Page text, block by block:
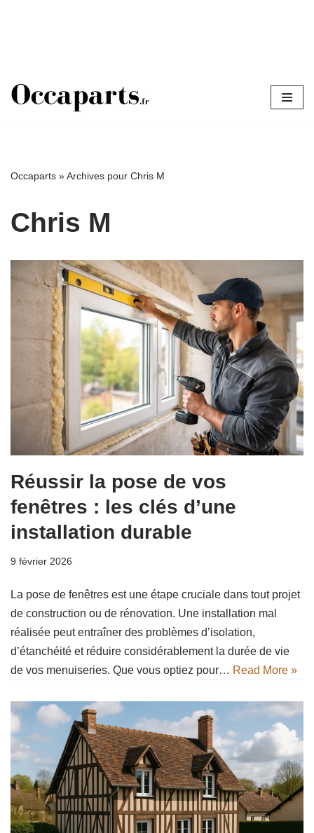
Occaparts »Archives pour Chris M
Chris M
Réussir la pose de vos
fenêtres : les clés d’une
installation durable
9 février 2026
La pose de fenêtres est une étape cruciale dans tout projet
de construction ou de rénovation. Une installation mal
réalisée peut entraîner des problèmes d’isolation,
d’étanchéité et réduire considérablement la durée de vie
de vos menuiseries. Que vous optiez pour… Read More »